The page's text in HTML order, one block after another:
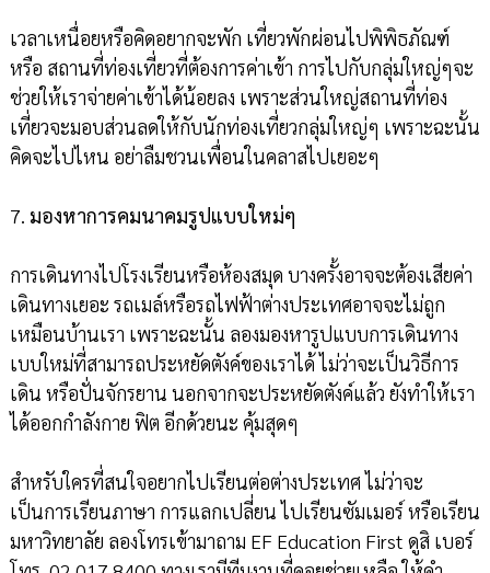
เวลาเหนื่อยหรือคิดอยากจะพัก เที่ยวพักผ่อนไปพิพิธภัณฑ์
หรือ สถานที่ท่องเที่ยวที่ต้องการค่าเข้า การไปกับกลุ่มใหญ่ๆจะ
ช่วยให้เราจ่ายค่าเข้าได้น้อยลง เพราะส่วนใหญ่สถานที่ท่อง
เที่ยวจะมอบส่วนลดให้กับนักท่องเที่ยวกลุ่มใหญ่ๆ เพราะฉะนั้น
คิดจะไปไหน อย่าลืมชวนเพื่อนในคลาสไปเยอะๆ
7. มองหาการคมนาคมรูปแบบใหม่ๆ
การเดินทางไปโรงเรียนหรือห้องสมุด บางครั้งอาจจะต้องเสียค่า
เดินทางเยอะ รถเมล์หรือรถไฟฟ้าต่างประเทศอาจจะไม่ถูก
เหมือนบ้านเรา เพราะฉะนั้น ลองมองหารูปแบบการเดินทาง
เบบใหม่ที่สามารถประหยัดตังค์ของเราได้ ไม่ว่าจะเป็นวิธีการ
เดิน หรือปั่นจักรยาน นอกจากจะประหยัดตังค์แล้ว ยังทำให้เรา
ได้ออกกำลังกาย ฟิต อีกด้วยนะ คุ้มสุดๆ
สำหรับใครที่สนใจอยากไปเรียนต่อต่างประเทศ ไม่ว่าจะ
เป็นการเรียนภาษา การแลกเปลี่ยน ไปเรียนซัมเมอร์ หรือเรียน
มหาวิทยาลัย ลองโทรเข้ามาถาม EF Education First ดูสิ เบอร์